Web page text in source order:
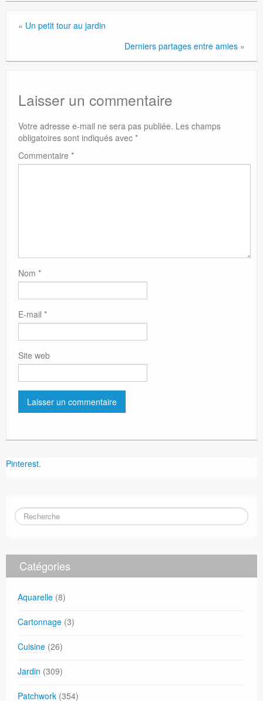
« Un petit tour au jardin
Derniers partages entre amies »
Laisser un commentaire
Votre adresse e-mail ne sera pas publiée. Les champs
obligatoires sont indiqués avec *
Commentaire *
Nom *
E-mail *
Site web
Pinterest.
Catégories
Aquarelle (8)
Cartonnage (3)
Cuisine (26)
Jardin (309)
Patchwork (354)